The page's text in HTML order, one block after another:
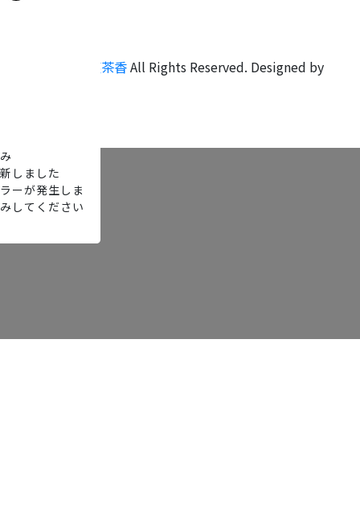
英茶香All Rights Reserved. Designed by
しました
ーが発生しま
してください